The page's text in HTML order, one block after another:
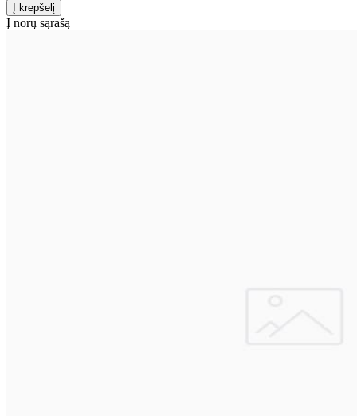
Į norų sąrašą